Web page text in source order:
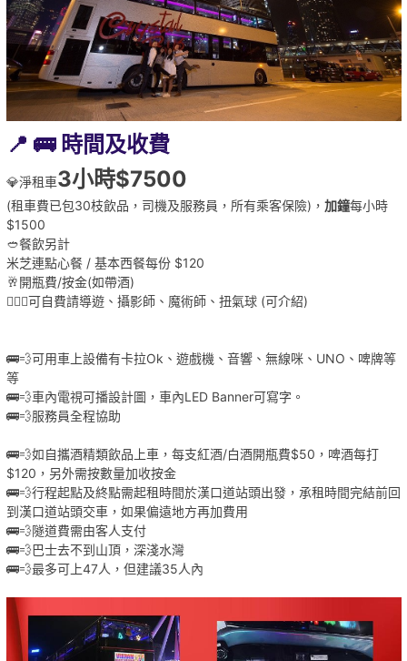
📍 🚌 時間及收費
💎淨租車3小時$7500
(租車費已包30枝飲品，司機及服務員，所有乘客保險)， 加鐘每小時
$1500
🥙餐飲另計
米芝連點心餐 / 基本西餐每份 $120
🥂開瓶費/按金(如帶酒)
🤹🏻‍♂️可自費請導遊、攝影師、魔術師、扭氣球 (可介紹)
🚌💨可用車上設備有卡拉Ok、遊戲機、音響、無線咪、UNO、啤牌等
等
🚌💨車內電視可播設計圖，車內LED Banner可寫字。
🚌💨服務員全程協助
🚌💨如自攜酒精類飲品上車，每支紅酒/白酒開瓶費$50，啤酒每打
$120，另外需按數量加收按金
🚌💨行程起點及終點需起租時間於漢口道站頭出發，承租時間完結前回
到漢口道站頭交車，如果偏遠地方再加費用
🚌💨隧道費需由客人支付
🚌💨巴士去不到山頂，深淺水灣
🚌💨最多可上47人，但建議35人內